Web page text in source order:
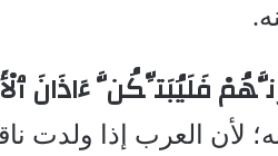
فَلَيُبَتِّكُنَّ ءَاذَانَ
لأن العرب إذا ولدت